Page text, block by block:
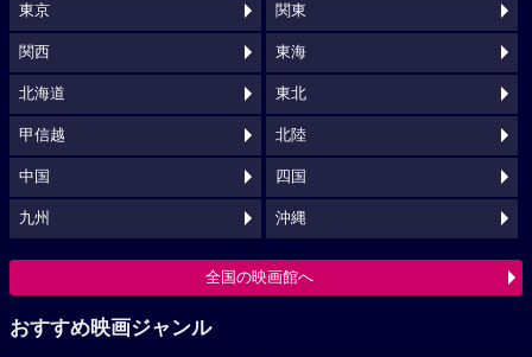
東京 関東
関西 東海
北海道 東北
甲信越 北陸
中国 四国
九州 沖縄
全国の映画館へ
おすすめ映画ジャンル